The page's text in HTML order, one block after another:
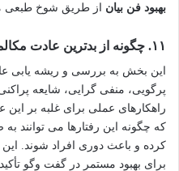
بهبود فن بیان از طریق شوخ طبعی
۱۱. چگونه از بدترین عادت مکالمه ای دنیا دوری کنیم؟
این بخش به بررسی و ریشه یابی
پرگویی، منفی گرایی، شایعه
راهکارهای عملی برای غلبه بر
که چگونه این رفتارها می توانند
کرده و باعث دوری افراد شوند.
برای بهبود مستمر در گفت وگو تأکید